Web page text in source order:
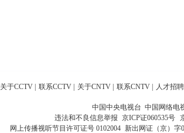
关于CCTV 联系CCTV 关于CNTV 联系CNTV 人才招聘
中国中央电视台 中国网络电
违法和不良信息举报 京ICP证060535号
网上传播视听节目许可证号 0102004 新出网证（京）